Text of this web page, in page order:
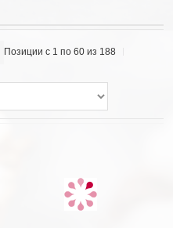
Позиции с 1 по 60 из 188